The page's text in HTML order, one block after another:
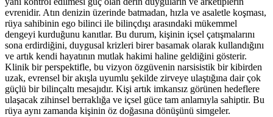
evrenidir. Atın denizin üzerinde batmadan, hızla ve asaletle koşması,
rüya sahibinin ego bilinci ile bilinçdışı arasındaki mükemmel
dengeyi kurduğunu kanıtlar. Bu durum, kişinin içsel çatışmalarını
sona erdirdiğini, duygusal krizleri birer basamak olarak kullandığını
ve artık kendi hayatının mutlak hakimi haline geldiğini gösterir.
Klinik bir perspektifle, bu vizyon özgüvenin narsisistik bir kibirden
uzak, evrensel bir akışla uyumlu şekilde zirveye ulaştığına dair çok
güçlü bir bilinçaltı mesajıdır. Kişi artık imkansız görünen hedeflere
ulaşacak zihinsel berraklığa ve içsel güce tam anlamıyla sahiptir. Bu
rüya aynı zamanda kişinin öz doğasına dönüşünü simgeler.